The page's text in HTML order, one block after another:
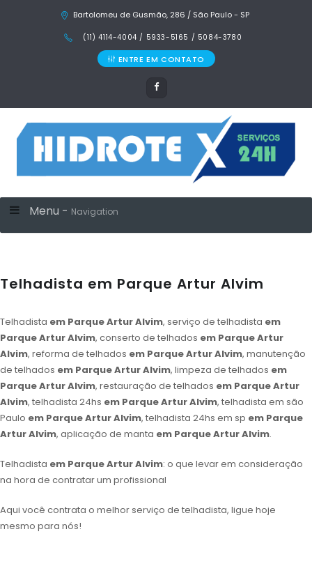
Bartolomeu de Gusmão, 286 / São Paulo - SP
(11) 4114-4004 / 5933-5165 / 5084-3780
ENTRE EM CONTATO
Menu - Navigation
Telhadista em Parque Artur Alvim
Telhadista em Parque Artur Alvim, serviço de telhadista em
Parque Artur Alvim, conserto de telhados em Parque Artur
Alvim, reforma de telhados em Parque Artur Alvim, manutenção
de telhados em Parque Artur Alvim, limpeza de telhados em
Parque Artur Alvim, restauração de telhados em Parque Artur
Alvim, telhadista 24hs em Parque Artur Alvim, telhadista em são
Paulo em Parque Artur Alvim, telhadista 24hs em sp em Parque
Artur Alvim, aplicação de manta em Parque Artur Alvim.
Telhadista em Parque Artur Alvim: o que levar em consideração
na hora de contratar um profissional
Aqui você contrata o melhor serviço de telhadista, ligue hoje
mesmo para nós!